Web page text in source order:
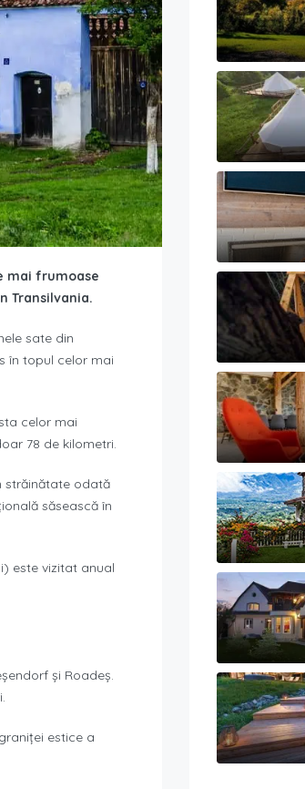
mai frumoase
Transilvania.
sate din
în topul celor mai
celor mai
78 de kilometri.
străinătate odată
săsească în
este vizitat anual
și Roadeș.
estice a